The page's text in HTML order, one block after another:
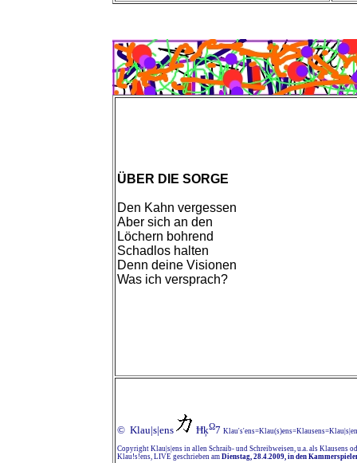
ÜBER DIE SORGE
Den Kahn vergessen
Aber sich an den
Löchern bohrend
Schadlos halten
Denn deine Visionen
Was ich versprach?
© Klau|s|ens ĦķΩ7
Copyright Klau|s|ens in allen Schraib- und Schreibweisen, u.a. als Klausens
Klau!s!ens, LIVE geschrieben am Dienstag, 28.4.2009, in den